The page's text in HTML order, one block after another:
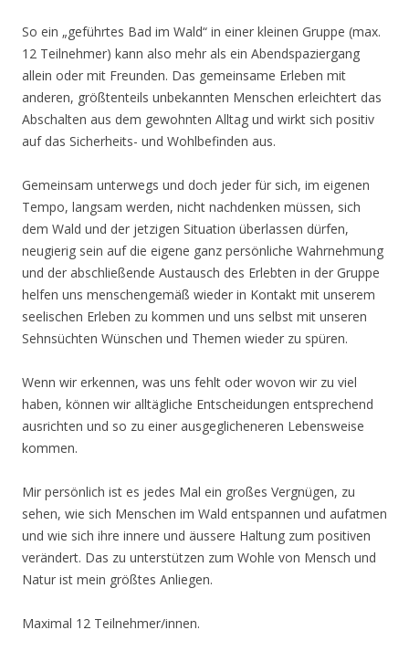
So ein „geführtes Bad im Wald“ in einer kleinen Gruppe (max.
12 Teilnehmer) kann also mehr als ein Abendspaziergang
allein oder mit Freunden. Das gemeinsame Erleben mit
anderen, größtenteils unbekannten Menschen erleichtert das
Abschalten aus dem gewohnten Alltag und wirkt sich positiv
auf das Sicherheits- und Wohlbefinden aus.
Gemeinsam unterwegs und doch jeder für sich, im eigenen
Tempo, langsam werden, nicht nachdenken müssen, sich
dem Wald und der jetzigen Situation überlassen dürfen,
neugierig sein auf die eigene ganz persönliche Wahrnehmung
und der abschließende Austausch des Erlebten in der Gruppe
helfen uns menschengemäß wieder in Kontakt mit unserem
seelischen Erleben zu kommen und uns selbst mit unseren
Sehnsüchten Wünschen und Themen wieder zu spüren.
Wenn wir erkennen, was uns fehlt oder wovon wir zu viel
haben, können wir alltägliche Entscheidungen entsprechend
ausrichten und so zu einer ausgeglicheneren Lebensweise
kommen.
Mir persönlich ist es jedes Mal ein großes Vergnügen, zu
sehen, wie sich Menschen im Wald entspannen und aufatmen
und wie sich ihre innere und äussere Haltung zum positiven
verändert. Das zu unterstützen zum Wohle von Mensch und
Natur ist mein größtes Anliegen.
Maximal 12 Teilnehmer/innen.